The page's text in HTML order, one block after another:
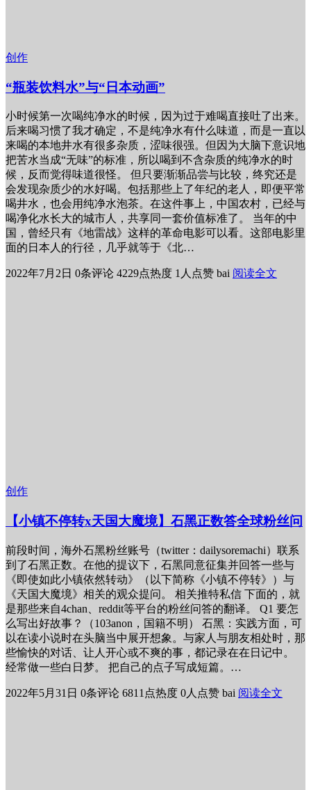
创作
“瓶装饮料水”与“日本动画”
小时候第一次喝纯净水的时候，因为过于难喝直接吐了出来。
后来喝习惯了我才确定，不是纯净水有什么味道，而是一直以
来喝的本地井水有很多杂质，涩味很强。但因为大脑下意识地
把苦水当成“无味”的标准，所以喝到不含杂质的纯净水的时
候，反而觉得味道很怪。 但只要渐渐品尝与比较，终究还是
会发现杂质少的水好喝。包括那些上了年纪的老人，即便平常
喝井水，也会用纯净水泡茶。在这件事上，中国农村，已经与
喝净化水长大的城市人，共享同一套价值标准了。 当年的中
国，曾经只有《地雷战》这样的革命电影可以看。这部电影里
面的日本人的行径，几乎就等于《北…
2022年7月2日 0条评论 4229点热度 1人点赞 bai 阅读全文
创作
【小镇不停转x天国大魔境】石黑正数答全球粉丝问
前段时间，海外石黑粉丝账号（twitter：dailysoremachi）联系
到了石黑正数。在他的提议下，石黑同意征集并回答一些与
《即使如此小镇依然转动》（以下简称《小镇不停转》）与
《天国大魔境》相关的观众提问。 相关推特私信 下面的，就
是那些来自4chan、reddit等平台的粉丝问答的翻译。 Q1 要怎
么写出好故事？（103anon，国籍不明） 石黑：实践方面，可
以在读小说时在头脑当中展开想象。与家人与朋友相处时，那
些愉快的对话、让人开心或不爽的事，都记录在在日记中。
经常做一些白日梦。 把自己的点子写成短篇。…
2022年5月31日 0条评论 6811点热度 0人点赞 bai 阅读全文